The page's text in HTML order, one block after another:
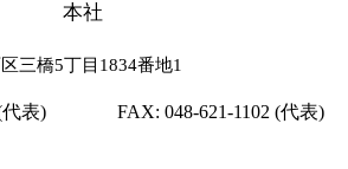
本社
三橋5丁目1834番地1
表) FAX: 048-621-1102 (代表)